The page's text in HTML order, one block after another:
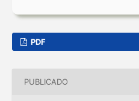
PDF
PUBLICADO